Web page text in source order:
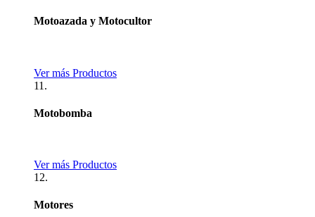
Motoazada y Motocultor
Ver más Productos
11.
Motobomba
Ver más Productos
12.
Motores